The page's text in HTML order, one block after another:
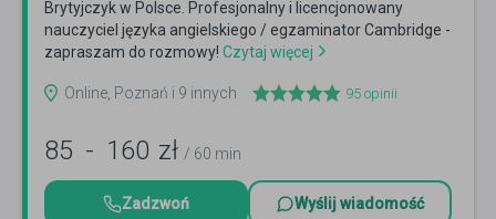
Brytyjczyk w Polsce. Profesjonalny i licencjonowany
nauczyciel języka angielskiego / egzaminator Cambridge -
zapraszam do rozmowy! Czytaj więcej
Online, Poznań i 9 innych 95 opinii
85 - 160 zł / 60 min
Zadzwoń Wyślij wiadomość